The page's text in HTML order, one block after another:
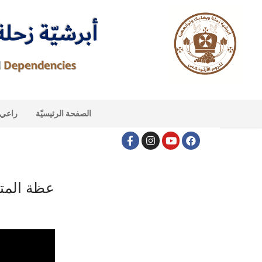
راعي الصفحة الرئيسيّة
عظة